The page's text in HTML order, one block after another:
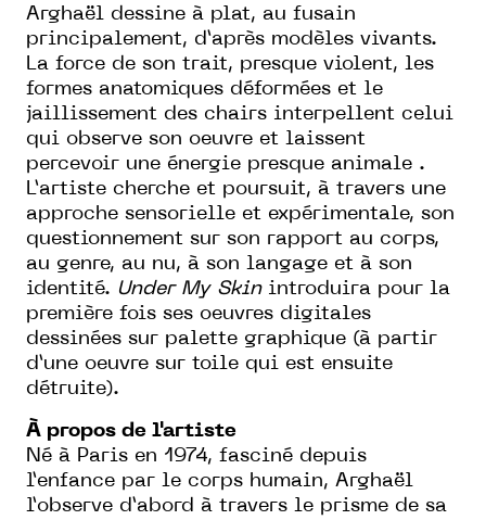
Arghaël dessine à plat, au fusain
principalement, d’après modèles vivants.
La force de son trait, presque violent, les
formes anatomiques déformées et le
jaillissement des chairs interpellent celui
qui observe son oeuvre et laissent
percevoir une énergie presque animale .
L’artiste cherche et poursuit, à travers une
approche sensorielle et expérimentale, son
questionnement sur son rapport au corps,
au genre, au nu, à son langage et à son
identité. Under My Skinintroduira pour la
première fois ses oeuvres digitales
dessinées sur palette graphique (à partir
d’une oeuvre sur toile qui est ensuite
détruite).
À propos de l'artiste
Né à Paris en 1974, fasciné depuis
l’enfance par le corps humain, Arghaël
l’observe d’abord à travers le prisme de sa